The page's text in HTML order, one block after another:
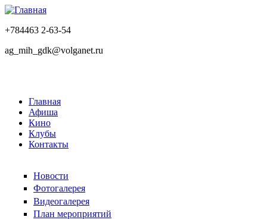
+784463 2-63-54
ag_mih_gdk@volganet.ru
Главная
Афиша
Кино
Клубы
Контакты
Новости
Фотогалерея
Видеогалерея
План мероприятий